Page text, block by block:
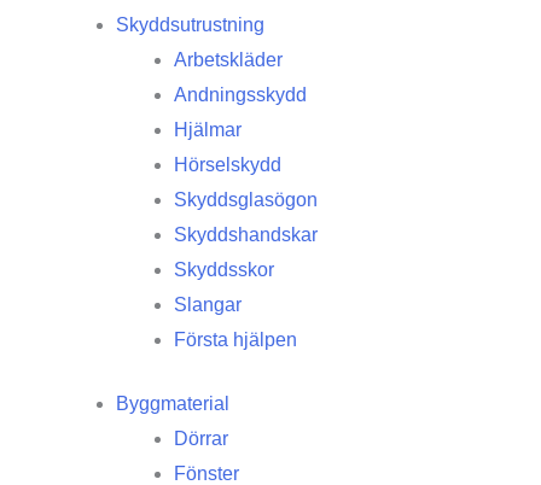
Skyddsutrustning
Arbetskläder
Andningsskydd
Hjälmar
Hörselskydd
Skyddsglasögon
Skyddshandskar
Skyddsskor
Slangar
Första hjälpen
Byggmaterial
Dörrar
Fönster